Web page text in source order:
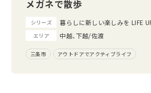
メガネで散歩
シリーズ 暮らしに新しい楽しみを LIFE
エリア 中越、下越/佐渡
三条市 アウトドアでアクティブライフ